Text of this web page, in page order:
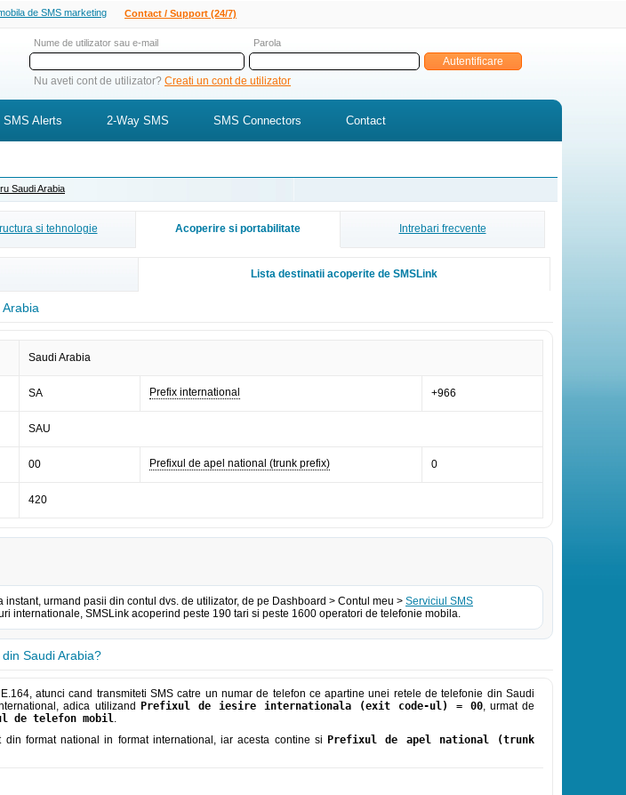
de SMS marketing Contact / Support (24/7)
Nume de utilizator sau e-mail Parola
Nu aveti cont de utilizator? Creati un cont de utilizator
SMS Alerts 2-Way SMS SMS Connectors Contact
Saudi Arabia
si tehnologie Acoperire si portabilitate Intrebari frecvente
Lista destinatii acoperite de SMSLink
Saudi Arabia
SA Prefix international +966
SAU
00 Prefixul de apel national (trunk prefix) 0
420
urmand pasii din contul dvs. de utilizator, de pe Dashboard > Contul meu > Serviciul SMS
internationale, SMSLink acoperind peste 190 tari si peste 1600 operatori de telefonie mobila.
Saudi Arabia?
atunci cand transmiteti SMS catre un numar de telefon ce apartine unei retele de telefonie din Saudi
adica utilizand
Prefixul de iesire internationala (exit code-ul) = 00, urmat de
de telefon mobil.
format national in format international, iar acesta contine si Prefixul de apel national (trunk